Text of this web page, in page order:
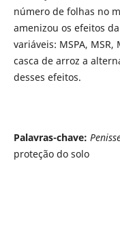
número de folhas no
amenizou os efeitos
variáveis: MSPA,
casca de arroz a
desses efeitos.
Palavras-chave:
proteção do solo